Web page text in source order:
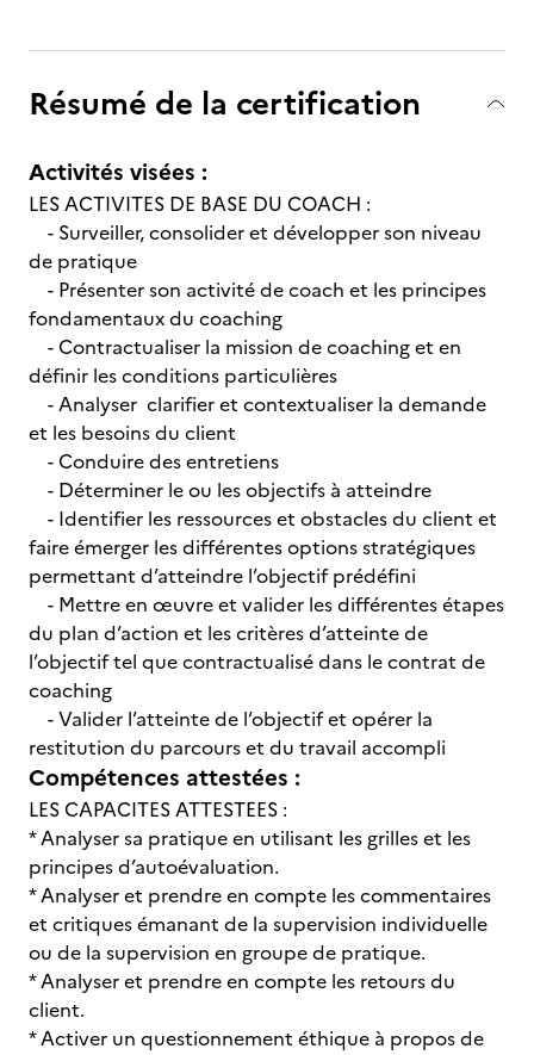
Résumé de la certification
Activités visées :
LES ACTIVITES DE BASE DU COACH :
- Surveiller, consolider et développer son niveau
de pratique
- Présenter son activité de coach et les principes
fondamentaux du coaching
- Contractualiser la mission de coaching et en
définir les conditions particulières
- Analyser clarifier et contextualiser la demande
et les besoins du client
- Conduire des entretiens
- Déterminer le ou les objectifs à atteindre
- Identifier les ressources et obstacles du client et
faire émerger les différentes options stratégiques
permettant d’atteindre l’objectif prédéfini
- Mettre en œuvre et valider les différentes étapes
du plan d’action et les critères d’atteinte de
l’objectif tel que contractualisé dans le contrat de
coaching
- Valider l’atteinte de l’objectif et opérer la
restitution du parcours et du travail accompli
Compétences attestées :
LES CAPACITES ATTESTEES :
* Analyser sa pratique en utilisant les grilles et les
principes d’autoévaluation.
* Analyser et prendre en compte les commentaires
et critiques émanant de la supervision individuelle
ou de la supervision en groupe de pratique.
* Analyser et prendre en compte les retours du
client.
* Activer un questionnement éthique à propos de